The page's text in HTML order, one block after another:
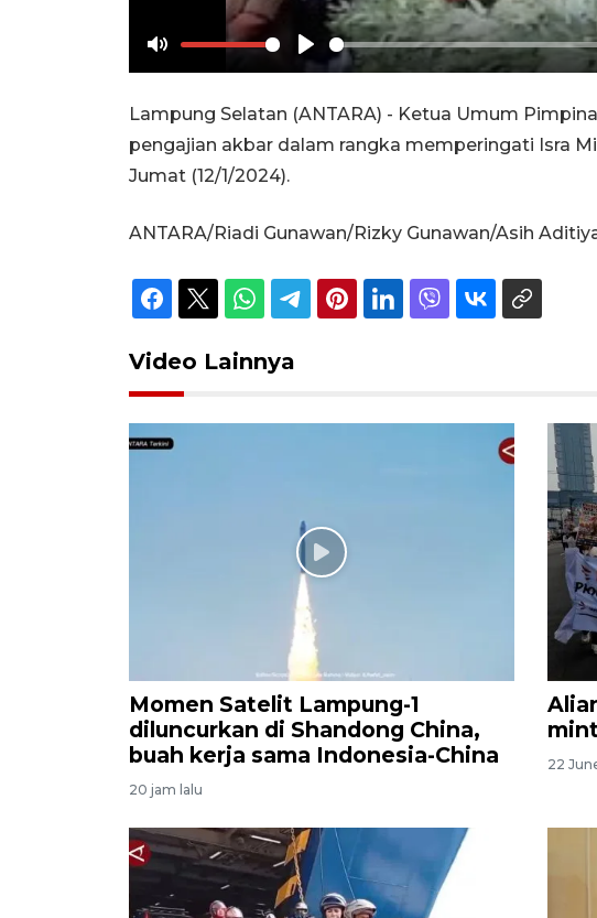
Mute Play
Lampung Selatan (ANTARA) - Ketua Umum
pengajian akbar dalam rangka memperingati Isra
Jumat (12/1/2024).
ANTARA/Riadi Gunawan/Rizky Gunawan/Asih
Video Lainnya
Momen Satelit Lampung-1
diluncurkan di Shandong China,
buah kerja sama Indonesia-China
20 jam lalu
22